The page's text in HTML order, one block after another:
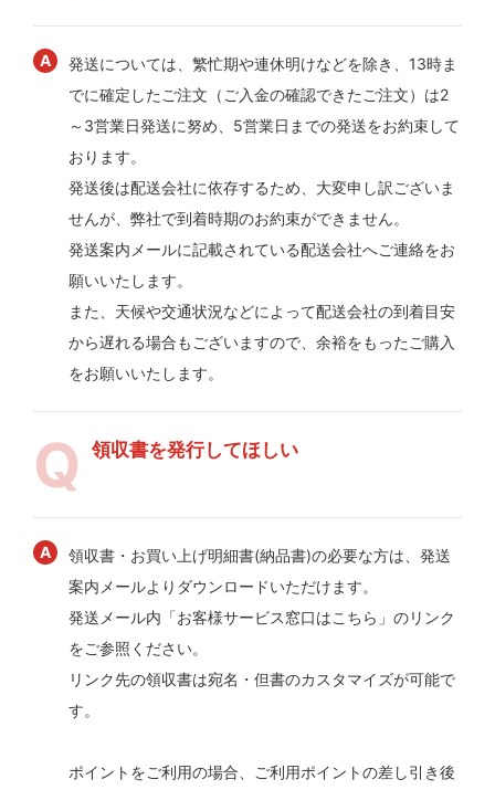
発送については、繁忙期や連休明けなどを除き、13時ま
でに確定したご注文（ご入金の確認できたご注文）は2
～3営業日発送に努め、5営業日までの発送をお約束して
おります。
発送後は配送会社に依存するため、大変申し訳ございま
せんが、弊社で到着時期のお約束ができません。
発送案内メールに記載されている配送会社へご連絡をお
願いいたします。
また、天候や交通状況などによって配送会社の到着目安
から遅れる場合もございますので、余裕をもったご購入
をお願いいたします。
領収書を発行してほしい
領収書・お買い上げ明細書(納品書)の必要な方は、発送
案内メールよりダウンロードいただけます。
発送メール内「お客様サービス窓口はこちら」のリンク
をご参照ください。
リンク先の領収書は宛名・但書のカスタマイズが可能で
す。
ポイントをご利用の場合、ご利用ポイントの差し引き後